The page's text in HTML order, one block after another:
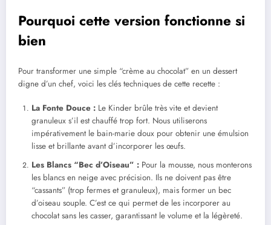
Pourquoi cette version fonctionne si
bien
Pour transformer une simple “crème au chocolat” en un dessert
digne d’un chef, voici les clés techniques de cette recette :
La Fonte Douce : Le Kinder brûle très vite et devient
granuleux s’il est chauffé trop fort. Nous utiliserons
impérativement le bain-marie doux pour obtenir une émulsion
lisse et brillante avant d’incorporer les œufs.
Les Blancs “Bec d’Oiseau” : Pour la mousse, nous monterons
les blancs en neige avec précision. Ils ne doivent pas être
“cassants” (trop fermes et granuleux), mais former un bec
d’oiseau souple. C’est ce qui permet de les incorporer au
chocolat sans les casser, garantissant le volume et la légèreté.